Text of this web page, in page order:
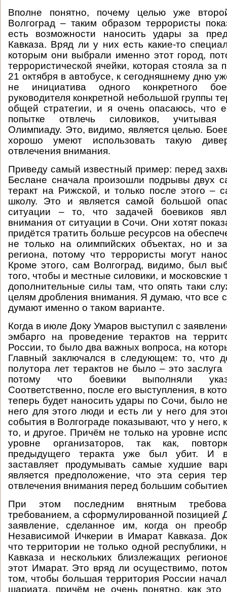
Вполне понятно, почему целью уже
Волгоград – таким образом террористы
есть возможности наносить удары за
Кавказа. Вряд ли у них есть какие-то
которым они выбрали именно этот город,
террористической ячейки, которая стояла за
21 октября в автобусе, к сегодняшнему дню
не инициатива одного конкретного
руководителя конкретной небольшой группы
общей стратегии, и я очень опасаюсь, что
попытке отвлечь силовиков, учитывая
Олимпиаду. Это, видимо, является целью.
хорошо умеют использовать такую
отвлечения внимания.
Приведу самый известный пример: перед
Беслане сначала произошли подрывы двух
теракт на Рижской, и только после этого –
школу. Это и является самой большой
ситуации – то, что задачей боевиков
внимания от ситуации в Сочи. Они хотят
придётся тратить больше ресурсов на
не только на олимпийских объектах, но и
региона, потому что террористы могут
Кроме этого, сам Волгоград, видимо, был
того, чтобы и местные силовики, и московские
дополнительные силы там, что опять таки
целям дробления внимания. Я думаю, что все
думают именно о таком варианте.
Когда в июле Доку Умаров выступил с
эмбарго на проведение терактов на
России, то было два важных вопроса, на
Главный заключался в следующем: то, что
полутора лет терактов не было – это заслуга
потому что боевики выполняли
Соответственно, после его выступления, в
теперь будет наносить удары по Сочи, было
него для этого люди и есть ли у него для
события в Волгограде показывают, что у него,
то, и другое. Причём не только на уровне
уровне организаторов, так как,
предыдущего теракта уже был убит. И
заставляет продумывать самые худшие
является предположение, что эта серия
отвлечения внимания перед большим
При этом последним внятным
требованием, а сформулированной позицией
заявление, сделанное им, когда он
Независимой Ичкерии в Имарат Кавказа.
что территории не только одной республики,
Кавказа и нескольких близлежащих
этот Имарат. Это вряд ли осуществимо,
том, чтобы большая территория России
шариата, причём не очень понятно, как